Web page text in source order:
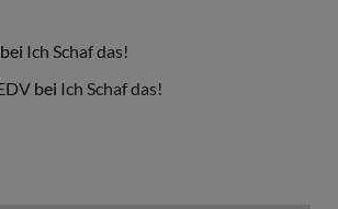
bei Ich Schaf das!
bei Ich Schaf das!